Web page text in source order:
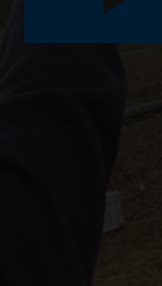
Play